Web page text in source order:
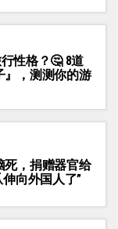
行性格？🤔 8道
』，测测你的游
死，捐赠器官给
向外国人了”